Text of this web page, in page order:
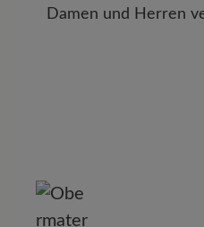
Damen und Herren